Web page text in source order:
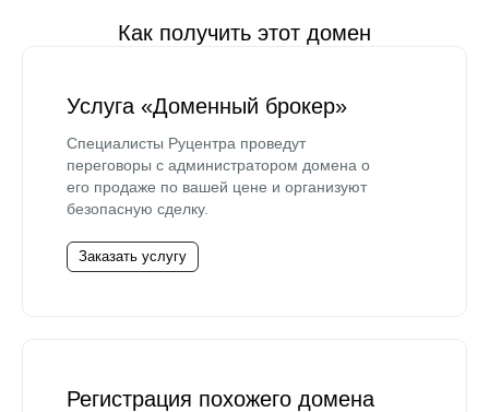
Как получить этот домен
Услуга «Доменный брокер»
Специалисты Руцентра проведут
переговоры с администратором домена о
его продаже по вашей цене и организуют
безопасную сделку.
Заказать услугу
Регистрация похожего домена